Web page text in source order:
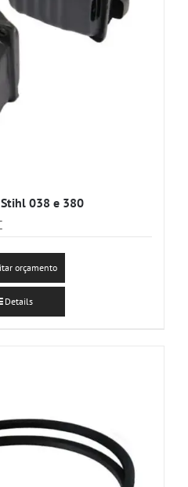
038 e 380
orçamento
Details